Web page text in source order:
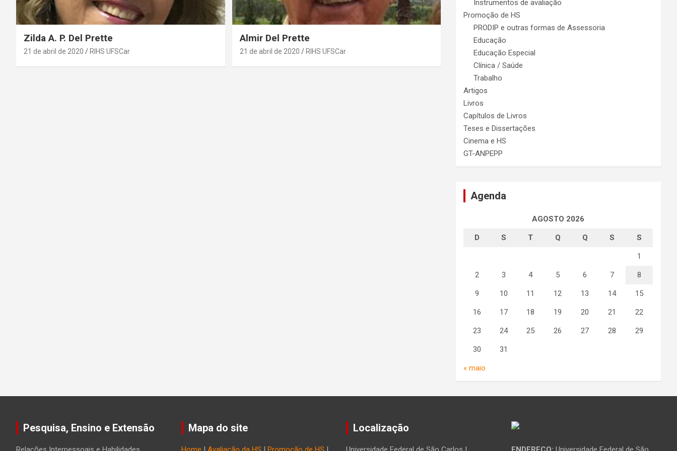
Zilda A. P. Del Prette
21 de abril de 2020 RIHS UFSCar
Almir Del Prette
21 de abril de 2020 RIHS UFSCar
Instrumentos de avaliação
Promoção de HS
PRODIP e outras formas de Assessoria
Educação
Educação Especial
Clínica / Saúde
Trabalho
Artigos
Livros
Capítulos de Livros
Teses e Dissertações
Cinema e HS
GT-ANPEPP
Agenda
AGOSTO 2026
D S T Q Q S S
1
2 3 4 5 6 7 8
9 10 11 12 13 14 15
16 17 18 19 20 21 22
23 24 25 26 27 28 29
30 31
« maio
Pesquisa, Ensino e Extensão Mapa do site Localização